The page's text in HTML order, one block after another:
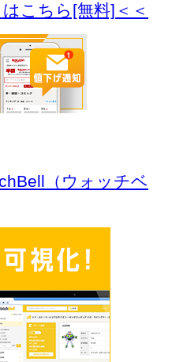
こちら[無料]＜＜
（ウォッチベ